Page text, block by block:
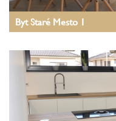
Byt Staré Mesto 1